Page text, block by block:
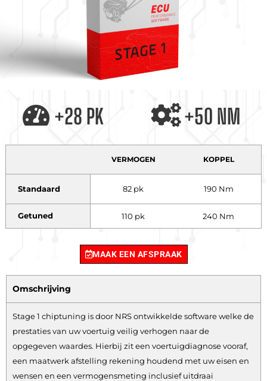
+28 PK +50 NM
VERMOGEN KOPPEL
Standaard 82 pk 190 Nm
Getuned 110 pk 240 Nm
MAAK EEN AFSPRAAK
Omschrijving
Stage 1 chiptuning is door NRS ontwikkelde software welke de
prestaties van uw voertuig veilig verhogen naar de
opgegeven waardes. Hierbij zit een voertuigdiagnose vooraf,
een maatwerk afstelling rekening houdend met uw eisen en
wensen en een vermogensmeting inclusief uitdraai